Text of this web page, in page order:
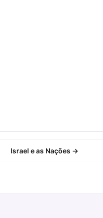
Israel e as Nações →